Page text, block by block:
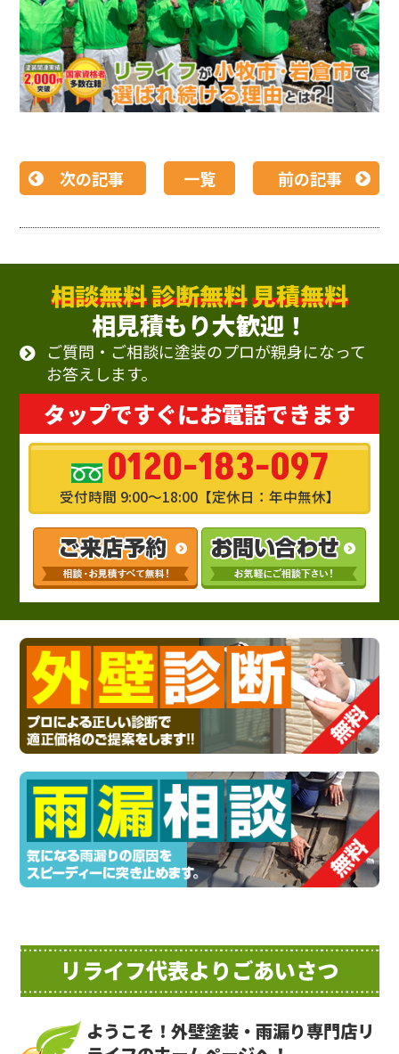
次の記事 一覧 前の記事
相談無料診断無料見積無料
相見積もり大歓迎！
ご質問・ご相談に塗装のプロが親身になって
お答えします。
タップですぐにお電話できます
0120-183-097
受付時間 9:00～18:00【定休日：年中無休】
リライフ代表よりごあいさつ
ようこそ！外壁塗装・雨漏り専門店リ